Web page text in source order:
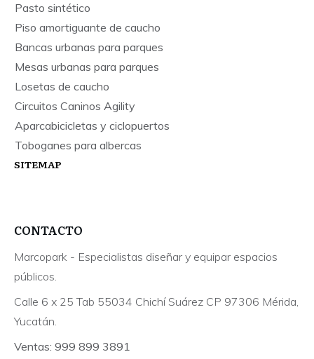
Pasto sintético
Piso amortiguante de caucho
Bancas urbanas para parques
Mesas urbanas para parques
Losetas de caucho
Circuitos Caninos Agility
Aparcabicicletas y ciclopuertos
Toboganes para albercas
SITEMAP
CONTACTO
Marcopark - Especialistas diseñar y equipar espacios
públicos.
Calle 6 x 25 Tab 55034 Chichí Suárez CP 97306 Mérida,
Yucatán.
Ventas: 999 899 3891